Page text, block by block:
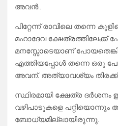
അവൻ..
പിറ്റേന്ന് രാവിലെ തന്നെ
മഹാദേവ ക്ഷേത്രത്തിലേക്ക്
മനസ്സോടെയാണ്
എത്തിയപ്പോൾ തന്നെ ഒരു
അവന്. അത്യാവശ്യം തിരക്ക്
സ്ഥിരമായി ക്ഷേത്ര
വഴിപാടുകളെ പറ്റിയൊന്നും
ബോധ്യമില്ലായിരുന്നു.